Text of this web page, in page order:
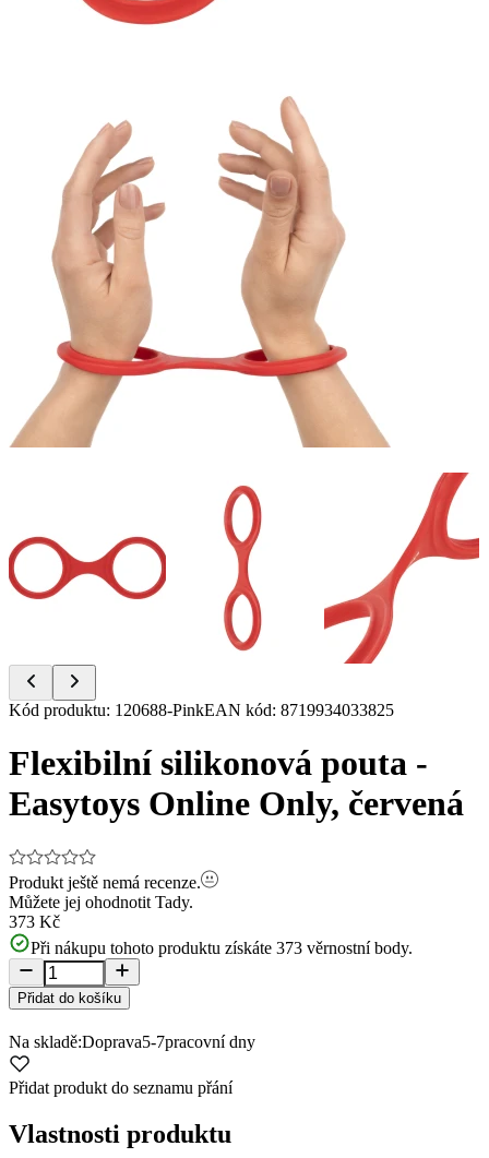
Item
of
Kód produktu: 120688-PinkEAN kód: 8719934033825
Flexibilní silikonová pouta -
Easytoys Online Only, červená
Produkt ještě nemá recenze.
Můžete jej ohodnotit Tady.
373 Kč
Při nákupu tohoto produktu získáte 373 věrnostní body.
Přidat do košíku
Na skladě:Doprava5-7pracovní dny
Přidat produkt do seznamu přání
Vlastnosti produktu